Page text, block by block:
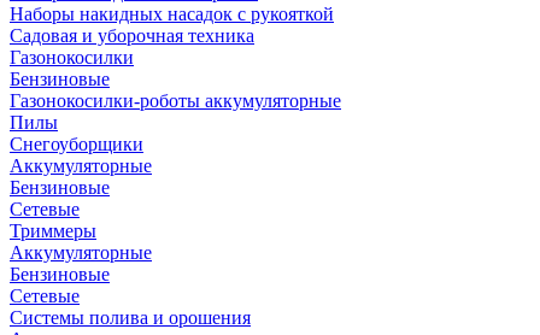
Наборы накидных насадок с рукояткой
Садовая и уборочная техника
Газонокосилки
Бензиновые
Газонокосилки-роботы аккумуляторные
Пилы
Снегоуборщики
Аккумуляторные
Бензиновые
Сетевые
Триммеры
Аккумуляторные
Бензиновые
Сетевые
Системы полива и орошения